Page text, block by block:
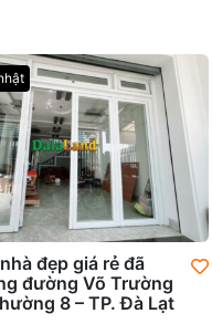
đẹp giá rẻ đã
đường Võ Trường
8 – TP. Đà Lạt